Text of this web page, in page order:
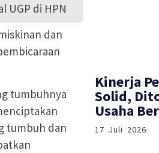
UGP di HPN
dan
tumbuhnya
tumbuh dan
Kinerja
Solid,
Usaha
17 Juli 2026